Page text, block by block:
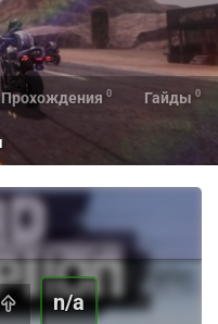
Прохождения 0 Гайды 0
n/a